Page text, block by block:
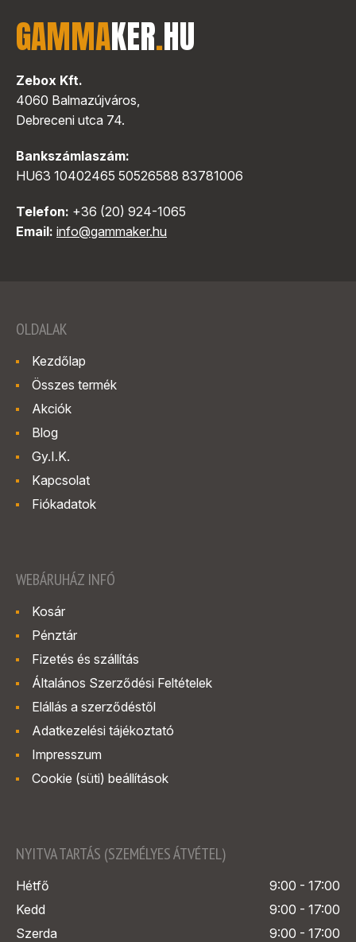
GAMMAKER.HU
Zebox Kft.
4060 Balmazújváros,
Debreceni utca 74.
Bankszámlaszám:
HU63 10402465 50526588 83781006
Telefon: +36 (20) 924-1065
Email: info@gammaker.hu
OLDALAK
Kezdőlap
Összes termék
Akciók
Blog
Gy.I.K.
Kapcsolat
Fiókadatok
WEBÁRUHÁZ INFÓ
Kosár
Pénztár
Fizetés és szállítás
Általános Szerződési Feltételek
Elállás a szerződéstől
Adatkezelési tájékoztató
Impresszum
Cookie (süti) beállítások
NYITVA TARTÁS (SZEMÉLYES ÁTVÉTEL)
Hétfő
9:00 - 17:00
Kedd
9:00 - 17:00
Szerda
9:00 - 17:00